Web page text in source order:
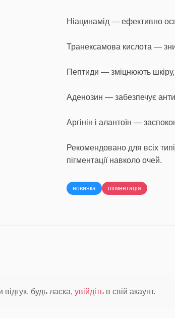
Ніацинамід — ефективно
Транексамова кислота —
Пептиди — зміцнюють
Аденозин — забезпечує
Аргінін і алантоїн —
Рекомендовано для всіх
пігментації навколо очей.
новинка пігментація
будь ласка, увійдітьв свій акаунт.